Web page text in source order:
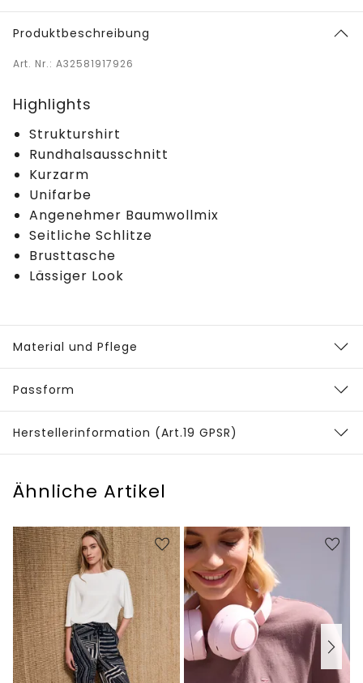
Produktbeschreibung
Art. Nr.: A32581917926
Highlights
Strukturshirt
Rundhalsausschnitt
Kurzarm
Unifarbe
Angenehmer Baumwollmix
Seitliche Schlitze
Brusttasche
Lässiger Look
Material und Pflege
Passform
Herstellerinformation (Art.19 GPSR)
Ähnliche Artikel